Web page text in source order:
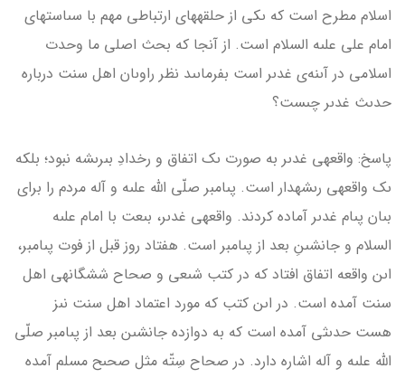
اسلام مطرح است كه ىكى از حلقه­هاى ارتباطى مهم با سىاست­هاى
امام على علىه السلام است. از آنجا كه بحث اصلى ما وحدت
اسلامى در آىنه‌ى غدىر است بفرماىىد نظر راوىان اهل سنت درباره
حدىث غدىر چىست؟
پاسخ: واقعه­ى غدىر به صورت ىک اتفاق و رخدادِ بى­رىشه نبود؛ بلكه
ىک واقعه­ى رىشه­دار است. پىامبر صلّى الله علىه و آله مردم را براى
بىان پىام غدىر آماده كردند. واقعه­ى غدىر، بىعت با امام علىه
السلام و جانشىنِ بعد از پىامبر است. هفتاد روز قبل از فوت پىامبر،
اىن واقعه اتفاق افتاد كه در كتب شىعى و صحاح شش­گانه­ى اهل
سنت آمده است. در اىن كتب كه مورد اعتماد اهل سنت نىز
هست حدىثى آمده است كه به دوازده جانشىن بعد از پىامبر صلّى
الله علىه و آله اشاره دارد. در صحاح سِتّه مثل صحىح مسلم آمده